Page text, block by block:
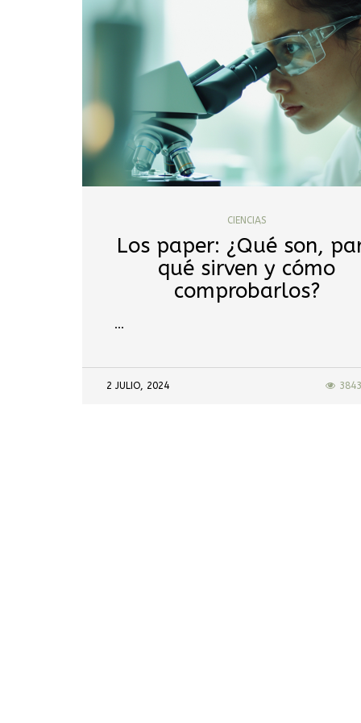
CIENCIAS
Los paper: ¿Qué son,
qué sirven y cómo
comprobarlos?
…
2 JULIO, 2024 3843